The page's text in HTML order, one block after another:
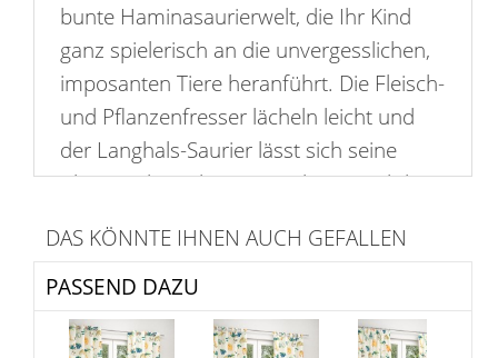
bunte Haminasaurierwelt, die Ihr Kind
ganz spielerisch an die unvergesslichen,
imposanten Tiere heranführt. Die Fleisch-
und Pflanzenfresser lächeln leicht und
der Langhals-Saurier lässt sich seine
Blätter schmecken. Die Palmen und die
Design zusammen mit dem hellen
Hintergrund beinahe tropisch aussehen.
Fantasievoll und fröhlich wirkt es
insgesamt, die bunten Farben sorgen
PASSEND DAZU
DAS KÖNNTE IHNEN AUCH GEFALLEN